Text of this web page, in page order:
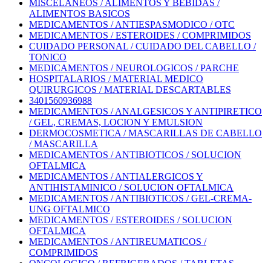
MISCELANEOS / ALIMENTOS Y BEBIDAS /
ALIMENTOS BASICOS
MEDICAMENTOS / ANTIESPASMODICO / OTC
MEDICAMENTOS / ESTEROIDES / COMPRIMIDOS
CUIDADO PERSONAL / CUIDADO DEL CABELLO /
TONICO
MEDICAMENTOS / NEUROLOGICOS / PARCHE
HOSPITALARIOS / MATERIAL MEDICO
QUIRURGICOS / MATERIAL DESCARTABLES
3401560936988
MEDICAMENTOS / ANALGESICOS Y ANTIPIRETICO
/ GEL, CREMAS, LOCION Y EMULSION
DERMOCOSMETICA / MASCARILLAS DE CABELLO
/ MASCARILLA
MEDICAMENTOS / ANTIBIOTICOS / SOLUCION
OFTALMICA
MEDICAMENTOS / ANTIALERGICOS Y
ANTIHISTAMINICO / SOLUCION OFTALMICA
MEDICAMENTOS / ANTIBIOTICOS / GEL-CREMA-
UNG OFTALMICO
MEDICAMENTOS / ESTEROIDES / SOLUCION
OFTALMICA
MEDICAMENTOS / ANTIREUMATICOS /
COMPRIMIDOS